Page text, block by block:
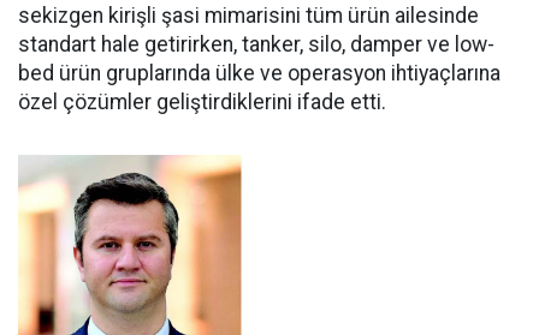
sekizgen kirişli şasi mimarisini tüm ürün ailesinde
standart hale getirir­ken, tanker, silo, damper ve low­
bed ürün gruplarında ülke ve ope­rasyon ihtiyaçlarına
özel çözüm­ler geliştirdiklerini ifade etti.